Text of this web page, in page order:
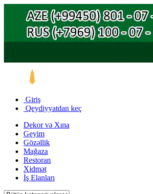
Giriş
Qeydiyyatdan keç
Dekor və Xına
Geyim
Gözəllik
Mağaza
Restoran
Xidmət
İş Elanları